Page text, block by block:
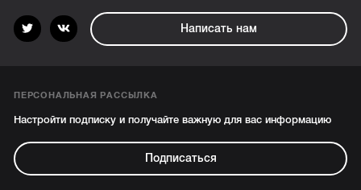
Написать нам
ПЕРСОНАЛЬНАЯ РАССЫЛКА
Настройти подписку и получайте важную для вас информацию
Подписаться